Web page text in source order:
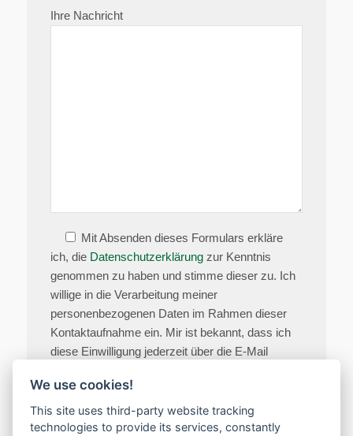
Ihre Nachricht
Mit Absenden dieses Formulars erkläre
ich, die Datenschutzerklärungzur Kenntnis
genommen zu haben und stimme dieser zu. Ich
willige in die Verarbeitung meiner
personenbezogenen Daten im Rahmen dieser
Kontaktaufnahme ein. Mir ist bekannt, dass ich
diese Einwilligung jederzeit über die E-Mail
widerrufen kann.
We use cookies!
This site uses third-party website tracking
technologies to provide its services, constantly